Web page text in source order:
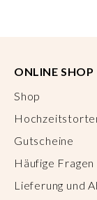
ONLINE SHOP
Shop
Gutscheine
Häufige Fragen
Lieferung und